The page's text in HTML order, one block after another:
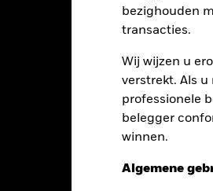
bezighouden
transacties.
Wij wijzen u
verstrekt. Als u
professionele
belegger
winnen.
Algemene